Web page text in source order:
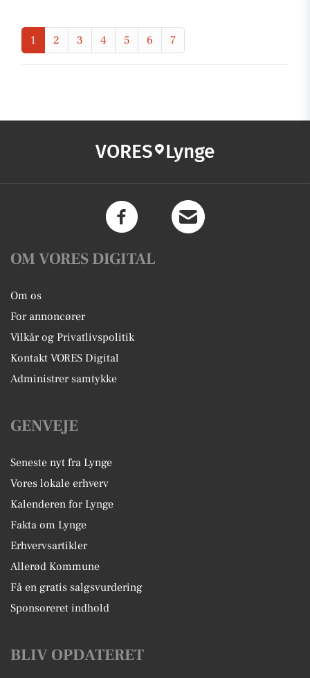
1 2 3 4 5 6 7
VORES Lynge
OM VORES DIGITAL
Om os
For annoncører
Vilkår og Privatlivspolitik
Kontakt VORES Digital
Administrer samtykke
GENVEJE
Seneste nyt fra Lynge
Vores lokale erhverv
Kalenderen for Lynge
Fakta om Lynge
Erhvervsartikler
Allerød Kommune
Få en gratis salgsvurdering
Sponsoreret indhold
BLIV OPDATERET